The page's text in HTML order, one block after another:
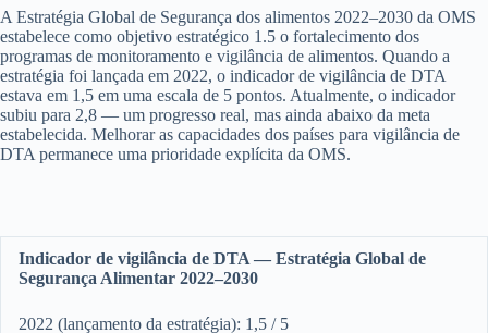
A Estratégia Global de Segurança dos alimentos 2022–2030 da OMS
estabelece como objetivo estratégico 1.5 o fortalecimento dos
programas de monitoramento e vigilância de alimentos. Quando a
estratégia foi lançada em 2022, o indicador de vigilância de DTA
estava em 1,5 em uma escala de 5 pontos. Atualmente, o indicador
subiu para 2,8 — um progresso real, mas ainda abaixo da meta
estabelecida. Melhorar as capacidades dos países para vigilância de
DTA permanece uma prioridade explícita da OMS.
Indicador de vigilância de DTA — Estratégia Global de
Segurança Alimentar 2022–2030
2022 (lançamento da estratégia): 1,5 / 5